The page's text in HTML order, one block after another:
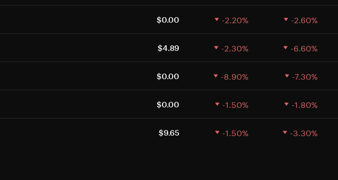
$0.00 -2.20% -2.60%
$4.89 -2.30% -6.60%
$0.00 -8.90% -7.30%
$0.00 -1.50% -1.80%
$9.65 -1.50% -3.30%